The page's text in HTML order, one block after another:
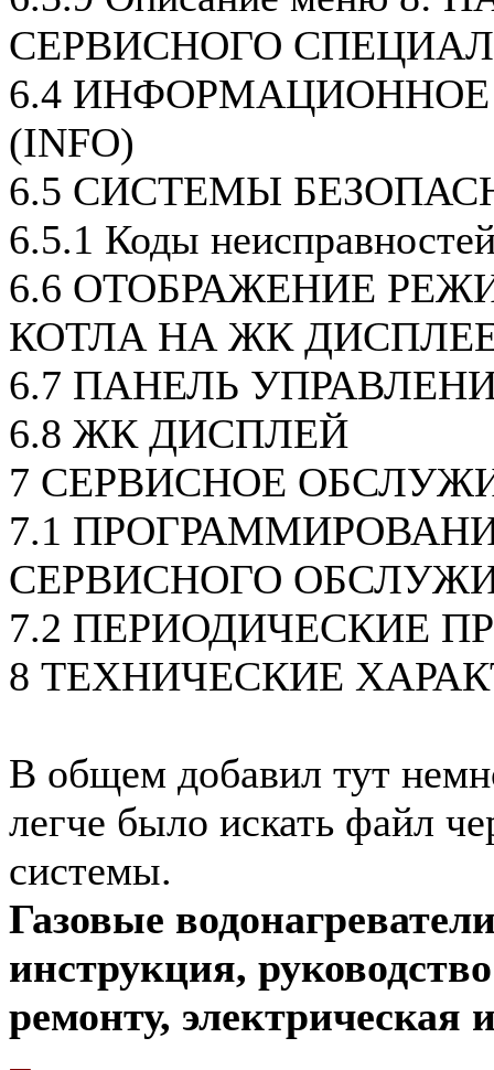
СЕРВИСНОГО
6.4
(INFO)
6.5 СИСТЕМЫ
6.5.1 Коды
6.6 ОТОБРАЖЕНИЕ
КОТЛА НА ЖК
6.7 ПАНЕЛЬ
6.8 ЖК ДИСПЛЕЙ
7 СЕРВИСНОЕ
7.1
СЕРВИСНОГО
7.2 ПЕРИОДИЧЕСКИЕ
8 ТЕХНИЧЕСКИЕ
В общем добавил тут
легче было искать файл
системы.
Газовые
инструкция,
ремонту, электрическая